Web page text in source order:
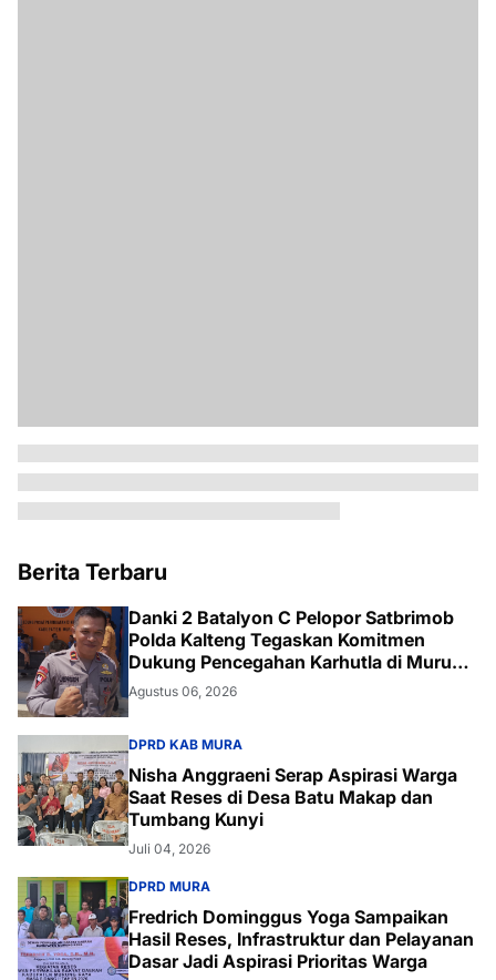
Berita Terbaru
Danki 2 Batalyon C Pelopor Satbrimob
Polda Kalteng Tegaskan Komitmen
Dukung Pencegahan Karhutla di Murung
Raya
Agustus 06, 2026
DPRD KAB MURA
Nisha Anggraeni Serap Aspirasi Warga
Saat Reses di Desa Batu Makap dan
Tumbang Kunyi
Juli 04, 2026
DPRD MURA
Fredrich Dominggus Yoga Sampaikan
Hasil Reses, Infrastruktur dan Pelayanan
Dasar Jadi Aspirasi Prioritas Warga